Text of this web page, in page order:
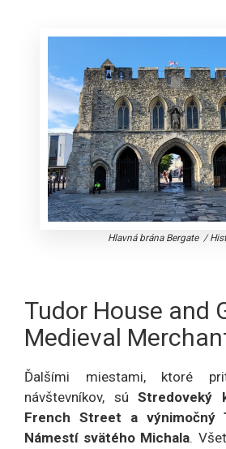
Hlavná brána Bergate /
Tudor House and
Medieval
Ďalšími miestami, ktoré
návštevníkov, súStredoveký
French Street a výnimočný
Námestí svätého Michala.